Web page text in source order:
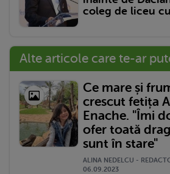
coleg de liceu
Alte articole care te-ar
Ce mare și
crescut fetița
Enache. "Îmi
ofer toată
sunt în stare"
ALINA NEDELCU -
06.09.2023